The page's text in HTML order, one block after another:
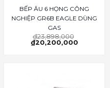
BẾP ÂU 6 HỌNG CÔNG
NGHIỆP GR6B EAGLE DÙNG
GAS
₫23,898,000
₫20,200,000